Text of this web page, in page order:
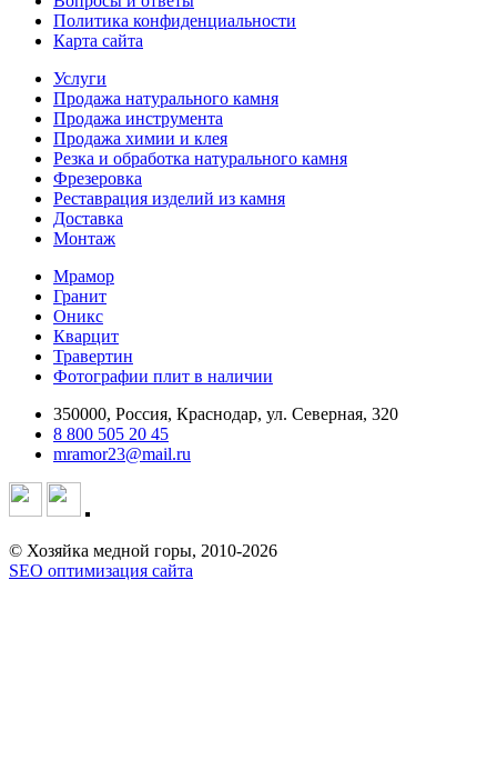
Политика конфиденциальности
Карта сайта
Услуги
Продажа натурального камня
Продажа инструмента
Продажа химии и клея
Резка и обработка натурального камня
Фрезеровка
Реставрация изделий из камня
Доставка
Монтаж
Мрамор
Гранит
Оникс
Кварцит
Травертин
Фотографии плит в наличии
350000, Россия, Краснодар, ул. Северная, 320
8 800 505 20 45
mramor23@mail.ru
© Хозяйка медной горы, 2010-2026
SEO оптимизация сайта